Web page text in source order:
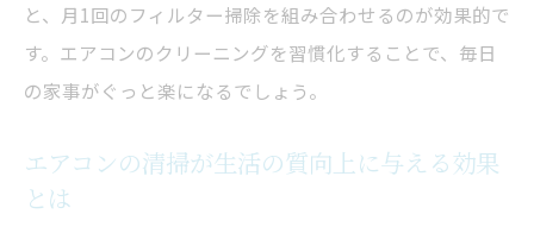
エアコンクリーニングの費用対効果を徹底
比較
失敗しない清掃で長持ちエアコンを実現
プロの技でエアコン内部のカビ徹底除去
と、月1回のフィルター掃除を組み合わせるのが効果的で
す。エアコンのクリーニングを習慣化することで、毎日
の家事がぐっと楽になるでしょう。
エアコンの清掃が生活の質向上に与える効果
とは